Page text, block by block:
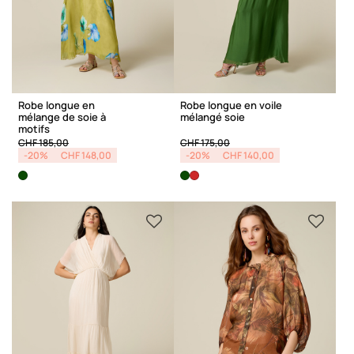
Robe longue en
mélange de soie à
motifs
Price reduced from
CHF 185,00to
-20%
CHF 148,00
Robe longue en voile
mélangé soie
Price reduced from
CHF 175,00to
-20%
CHF 140,00